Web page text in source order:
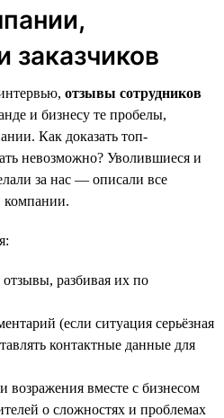
заказчиков
отзывы сотрудников
и бизнесу те пробелы,
Как доказать топ-
невозможно? Уволившиеся и
за нас — описали все
разбивая их по
(если ситуация серьёзная
контактные данные для
возражения вместе с бизнесом
о сложностях и проблемах